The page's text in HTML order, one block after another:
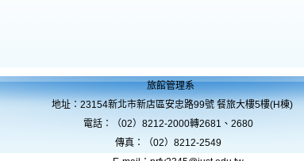
旅館管理系
地址：23154新北市新店區安忠路99號 餐旅大樓5樓(H棟)
電話：（02）8212-2000轉2681、2680
傳真：（02）8212-2549